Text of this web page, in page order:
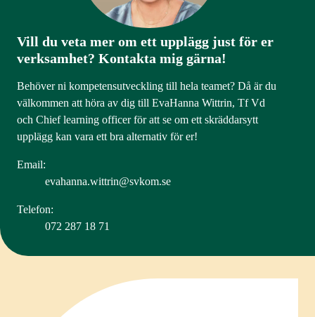
Vill du veta mer om ett upplägg just för er
verksamhet? Kontakta mig gärna!
Behöver ni kompetensutveckling till hela teamet? Då är du
välkommen att höra av dig till EvaHanna Wittrin, Tf Vd
och Chief learning officer för att se om ett skräddarsytt
upplägg kan vara ett bra alternativ för er!
Email:
evahanna.wittrin@svkom.se
Telefon:
072 287 18 71